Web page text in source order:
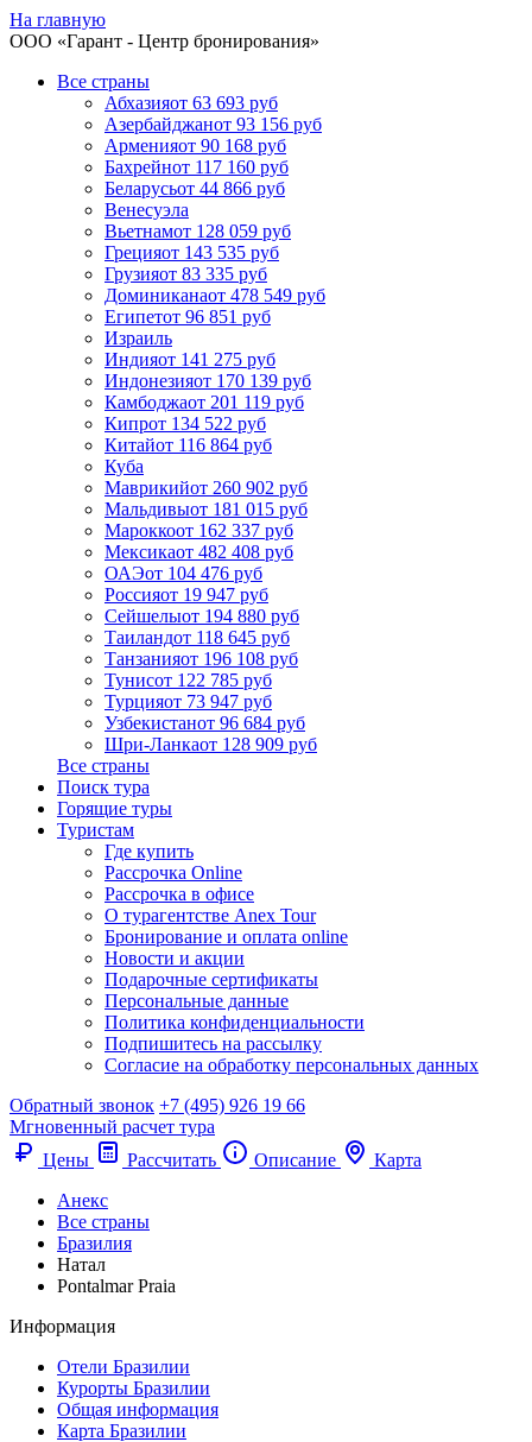
На главную
ООО «Гарант - Центр бронирования»
Все страны
Абхазияот 63 693 руб
Азербайджанот 93 156 руб
Арменияот 90 168 руб
Бахрейнот 117 160 руб
Беларусьот 44 866 руб
Венесуэла
Вьетнамот 128 059 руб
Грецияот 143 535 руб
Грузияот 83 335 руб
Доминиканаот 478 549 руб
Египетот 96 851 руб
Израиль
Индияот 141 275 руб
Индонезияот 170 139 руб
Камбоджаот 201 119 руб
Кипрот 134 522 руб
Китайот 116 864 руб
Куба
Маврикийот 260 902 руб
Мальдивыот 181 015 руб
Мароккоот 162 337 руб
Мексикаот 482 408 руб
ОАЭот 104 476 руб
Россияот 19 947 руб
Сейшелыот 194 880 руб
Таиландот 118 645 руб
Танзанияот 196 108 руб
Тунисот 122 785 руб
Турцияот 73 947 руб
Узбекистанот 96 684 руб
Шри-Ланкаот 128 909 руб
Все страны
Поиск тура
Горящие туры
Туристам
Где купить
Рассрочка Online
Рассрочка в офисе
О турагентстве Anex Tour
Бронирование и оплата online
Новости и акции
Подарочные сертификаты
Персональные данные
Политика конфиденциальности
Подпишитесь на рассылку
Согласие на обработку персональных данных
Обратный звонок +7 (495) 926 19 66
Мгновенный расчет тура
Цены
Рассчитать Описание
Карта
Анекс
Все страны
Бразилия
Натал
Pontalmar Praia
Информация
Отели Бразилии
Курорты Бразилии
Общая информация
Карта Бразилии